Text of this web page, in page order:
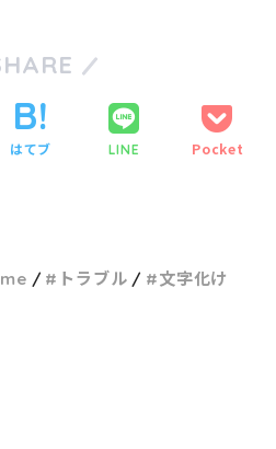
はてブ LINE Pocket
トラブル 文字化け